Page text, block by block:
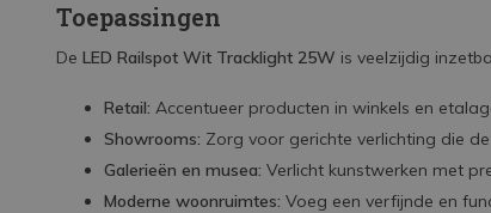
Toepassingen
De LED Railspot Wit Tracklight 25W is veelzijdig
Retail: Accentueer producten in winkels en
Showrooms: Zorg voor gerichte verlichting die
Galerieën en musea: Verlicht kunstwerken met
Moderne woonruimtes: Voeg een verfijnde en